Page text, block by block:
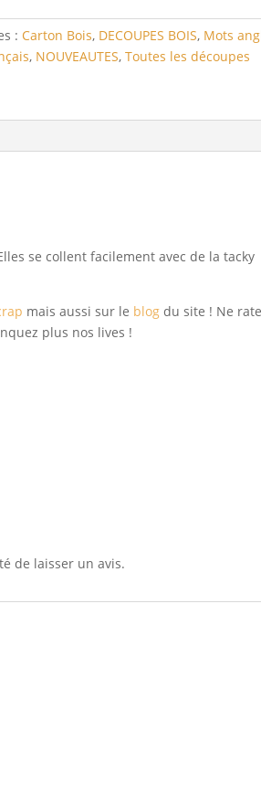
: Carton Bois, DECOUPES BOIS, Mots
, NOUVEAUTES, Toutes les découpes
se collent facilement avec de la tacky
mais aussi sur le blog du site ! Ne
plus nos lives !
de laisser un avis.